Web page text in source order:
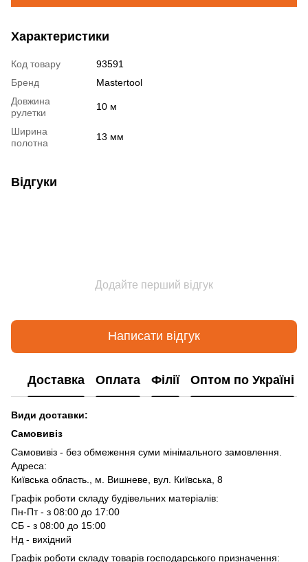
Характеристики
Код товару
93591
Бренд
Mastertool
Довжина
рулетки
10 м
Ширина
полотна
13 мм
Відгуки
Додайте перший відгук
Написати відгук
Доставка Оплата Філії Оптом по Україні
Види доставки:
Самовивіз
Самовивіз - без обмеження суми мінімального замовлення.
Адреса:
Київська область., м. Вишневе, вул. Київська, 8
Графік роботи складу будівельних матеріалів:
Пн-Пт - з 08:00 до 17:00
СБ - з 08:00 до 15:00
Нд - вихідний
Графік роботи складу товарів господарського призначення: